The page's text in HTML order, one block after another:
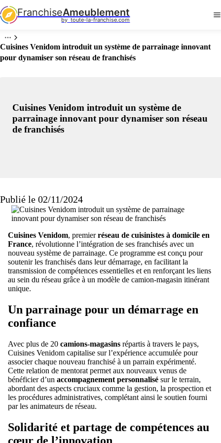
FranchiseAmeublement
by  toute-la-franchise.com
Cuisines Venidom introduit un système de parrainage innovant
pour dynamiser son réseau de franchisés
Cuisines Venidom introduit un système de
parrainage innovant pour dynamiser son réseau
de franchisés
Publié le 02/11/2024
Cuisines Venidom, premierréseau de cuisinistes à domicile en
France, révolutionne l’intégration de ses franchisés avec un
nouveau système de parrainage. Ce programme est conçu pour
soutenir les franchisés dans leur démarrage, en facilitant la
transmission de compétences essentielles et en renforçant les liens
au sein du réseau grâce à un modèle de camion-magasin itinérant
unique.
Un parrainage pour un démarrage en
confiance
Avec plus de 20 camions-magasins répartis à travers le pays,
Cuisines Venidom capitalise sur l’expérience accumulée pour
associer chaque nouveau franchisé à un parrain expérimenté.
Cette relation de mentorat permet aux nouveaux venus de
bénéficier d’un accompagnement personnalisé sur le terrain,
abordant des aspects cruciaux comme la gestion, la prospection et
les procédures administratives, complétant ainsi le soutien fourni
par les animateurs de réseau.
Solidarité et partage de compétences au
cœur de l’innovation